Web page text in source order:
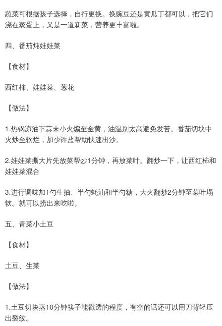
蔬菜可根据孩子选择，自行更换。换豌豆还是黄瓜丁都可以，把它们
浇在蒸蛋上，又是一道新菜，营养更丰富啦。
四、番茄炖娃娃菜
【食材】
西红柿、娃娃菜、葱花
【做法】
1.热锅凉油下蒜末小火煸至金黄，油温别太高避免发苦。番茄切块中
火炒至软烂，加少许盐帮助快速出沙。
2.娃娃菜撕大片先放菜帮炒1分钟，再放菜叶。翻炒一下，让西红柿和
娃娃菜混合
3.进行调味加1勺生抽、半勺蚝油和半勺糖，大火翻炒2分钟至菜叶塌
软。就可以捞出来吃啦。
五、青菜小土豆
【食材】
土豆、生菜
【做法】
1.土豆切块蒸10分钟筷子能戳透的程度，有空的话还可以用刀背轻压
出裂纹。